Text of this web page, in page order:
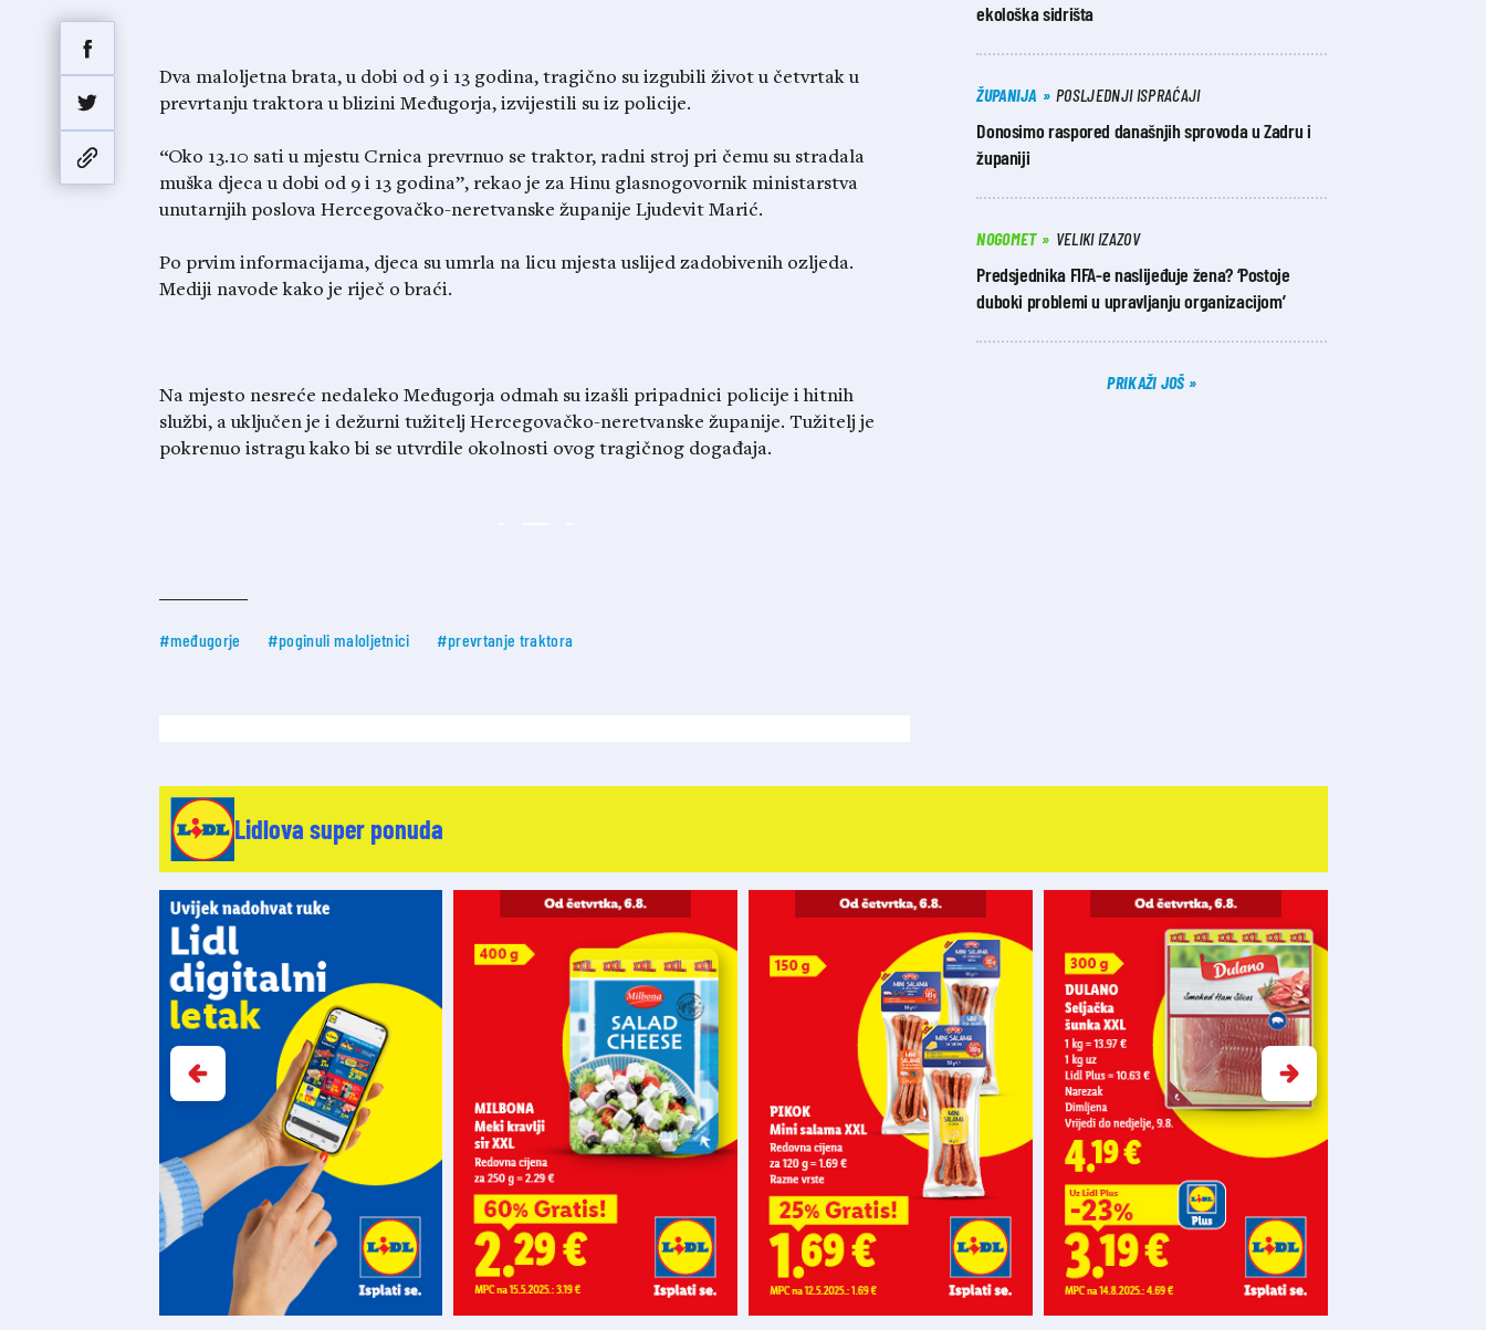
Dva maloljetna brata, u dobi od 9 i 13 godina, tragično su izgubili život u četvrtak u
prevrtanju traktora u blizini Međugorja, izvijestili su iz policije.
“Oko 13.10 sati u mjestu Crnica prevrnuo se traktor, radni stroj pri čemu su stradala
muška djeca u dobi od 9 i 13 godina”, rekao je za Hinu glasnogovornik ministarstva
unutarnjih poslova Hercegovačko-neretvanske županije Ljudevit Marić.
Po prvim informacijama, djeca su umrla na licu mjesta uslijed zadobivenih ozljeda.
Mediji navode kako je riječ o braći.
Na mjesto nesreće nedaleko Međugorja odmah su izašli pripadnici policije i hitnih
službi, a uključen je i dežurni tužitelj Hercegovačko-neretvanske županije. Tužitelj je
pokrenuo istragu kako bi se utvrdile okolnosti ovog tragičnog događaja.
#međugorje #poginuli maloljetnici #prevrtanje traktora
ekološka sidrišta
ŽUPANIJA POSLJEDNJI ISPRAĆAJI
Donosimo raspored današnjih sprovoda u Zadru i
županiji
NOGOMET VELIKI IZAZOV
Predsjednika FIFA-e naslijeđuje žena? ‘Postoje
duboki problemi u upravljanju organizacijom’
PRIKAŽI JOŠ
Lidlova super ponuda